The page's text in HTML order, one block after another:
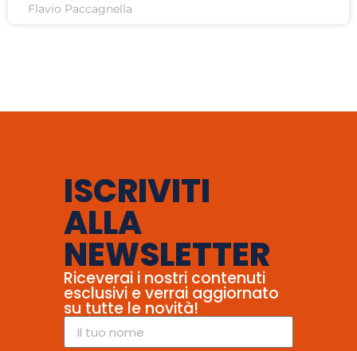
Flavio Paccagnella
ISCRIVITI
ALLA
NEWSLETTER
Riceverai i nostri contenuti
esclusivi e verrai aggiornato
su tutte le novità!